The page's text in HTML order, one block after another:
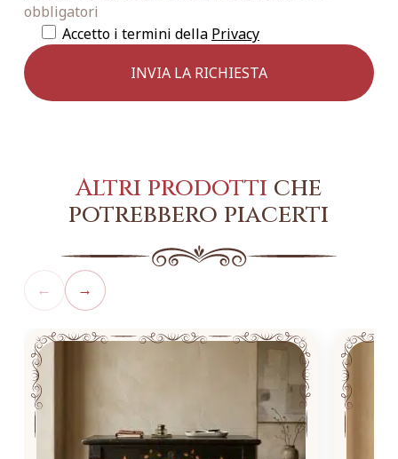
obbligatori
Accetto i termini della Privacy
Altri prodotti che
potrebbero piacerti
← →